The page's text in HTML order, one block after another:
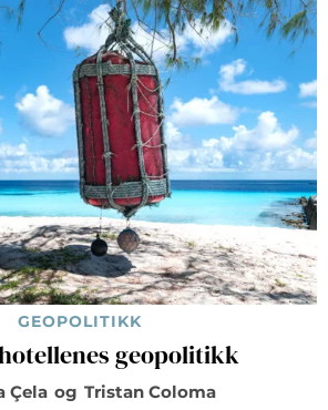
GEOPOLITIKK
geopolitikk
Çela og Tristan Coloma